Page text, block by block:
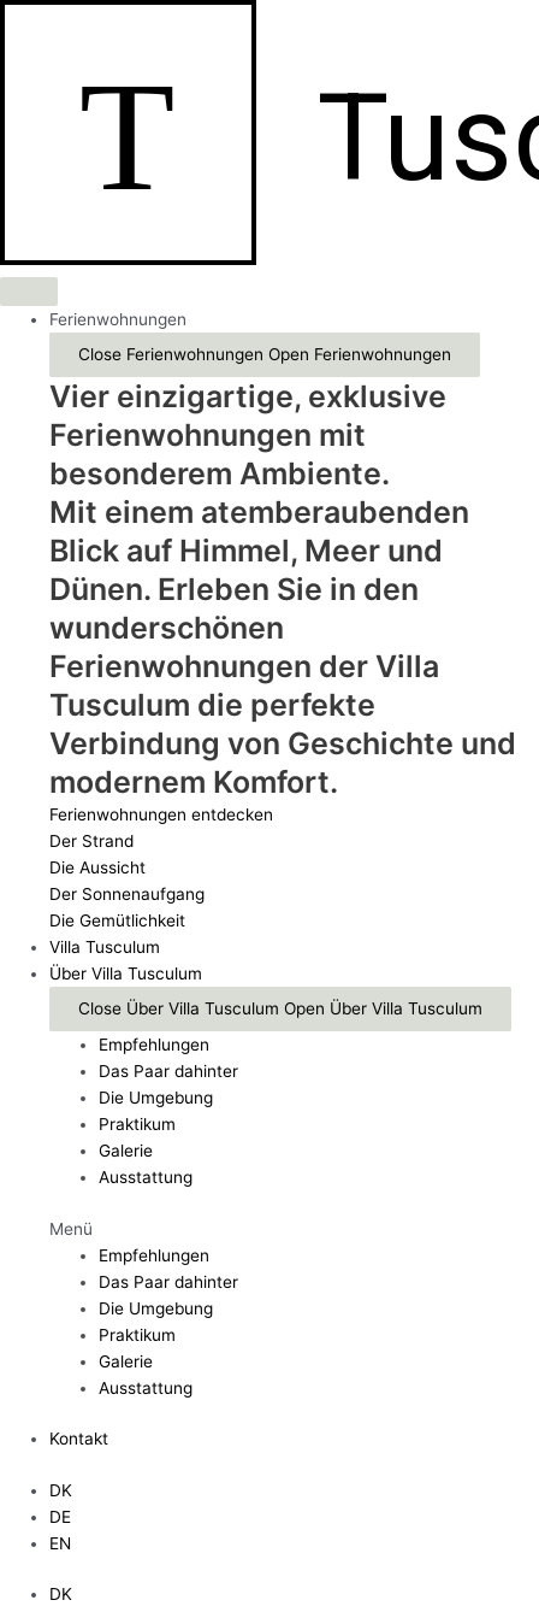
T
Ferienwohnungen
Close Ferienwohnungen Open Ferienwohnungen
Vier einzigartige, exklusive
Ferienwohnungen mit
besonderem Ambiente.
Mit einem atemberaubenden
Blick auf Himmel, Meer und
Dünen. Erleben Sie in den
wunderschönen
Ferienwohnungen der Villa
Tusculum die perfekte
Verbindung von Geschichte und
modernem Komfort.
Ferienwohnungen entdecken
Der Strand
Die Aussicht
Der Sonnenaufgang
Die Gemütlichkeit
Villa Tusculum
Über Villa Tusculum
Close Über Villa Tusculum Open Über Villa Tusculum
Empfehlungen
Das Paar dahinter
Die Umgebung
Praktikum
Galerie
Ausstattung
Menü
Empfehlungen
Das Paar dahinter
Die Umgebung
Praktikum
Galerie
Ausstattung
Kontakt
DK
DE
EN
DK